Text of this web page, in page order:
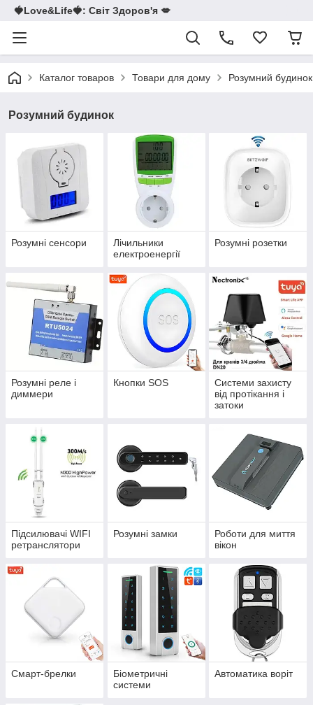
🍓Love&Life🍓: Світ Здоров'я 💋
Каталог товаров Товари для дому Розумний будинок
Розумний будинок
Розумні сенсори
Лічильники
електроенергії
Розумні розетки
Розумні реле і
диммери
Кнопки SOS
Системи захисту
від протікання і
затоки
Підсилювачі WIFI
ретранслятори
Розумні замки
Роботи для миття
вікон
Смарт-брелки
Біометричні
системи
Автоматика воріт